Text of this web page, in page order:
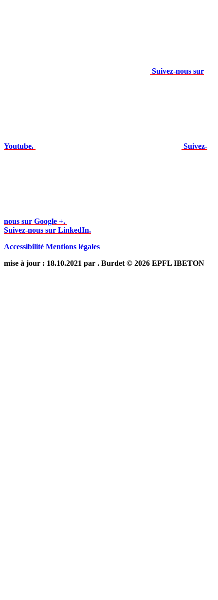
Suivez-nous sur
Youtube. Suivez-
nous sur Google +.
Suivez-nous sur LinkedIn.
Accessibilité Mentions légales
mise à jour : 18.10.2021 par . Burdet © 2026 EPFL IBETON